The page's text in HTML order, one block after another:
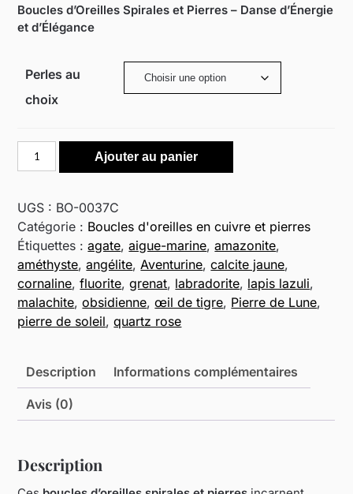
prix :
19,00 €
Boucles d’Oreilles Spirales et Pierres – Danse d’Énergie
et d’Élégance
Perles au
choix
quantité
de
d'oreilles
spirales
et
pierres
en
cuivre
vieilli
Ajouter au panier
UGS : BO-0037C
Catégorie : Boucles d'oreilles en cuivre et pierres
Étiquettes :agate,aigue-marine,amazonite,
améthyste,angélite,Aventurine,calcite jaune,
cornaline,fluorite,grenat, labradorite, lapis lazuli,
malachite,obsidienne,œil de tigre, Pierre de Lune,
pierre de soleil,quartz rose
Description Informations complémentaires
Avis (0)
Description